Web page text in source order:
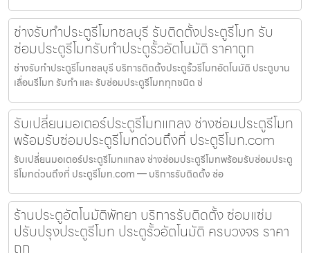
ช่างรับทำประตูรีโมทชลบุรี รับติดตั้งประตูรีโมท รับ
ซ่อมประตูรีโมทรับทำประตูรั้วอัตโนมัติ ราคาถูก
ช่างรับทำประตูรีโมทชลบุรี บริการติดตั้งประตูรั้วรีโมทอัตโนมัติ ประตูบาน
เลื่อนรีโมท รับทำ และ รับซ่อมประตูรีโมททุกชนิด ช่
รับเปลี่ยนมอเตอร์ประตูรีโมทแกลง ช่างซ่อมประตูรีโมท
พร้อมรับซ่อมประตูรีโมทด่วนถึงที่ ประตูรีโมท.com
รับเปลี่ยนมอเตอร์ประตูรีโมทแกลง ช่างซ่อมประตูรีโมทพร้อมรับซ่อมประตู
รีโมทด่วนถึงที่ ประตูรีโมท.com — บริการรับติดตั้ง ซ่อ
ร้านประตูอัตโนมัติพัทยา บริการรับติดตั้ง ซ่อมแซ่ม
ปรับปรุงประตูรีโมท ประตูรั้วอัตโนมัติ ครบวงจร ราคา
ถูก